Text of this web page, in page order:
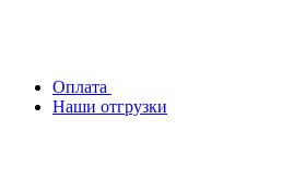
Оплата
Наши отгрузки